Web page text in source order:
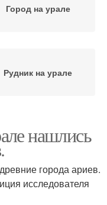
Город на урале
Рудник на урале
нашлись
города ариев.
исследователя